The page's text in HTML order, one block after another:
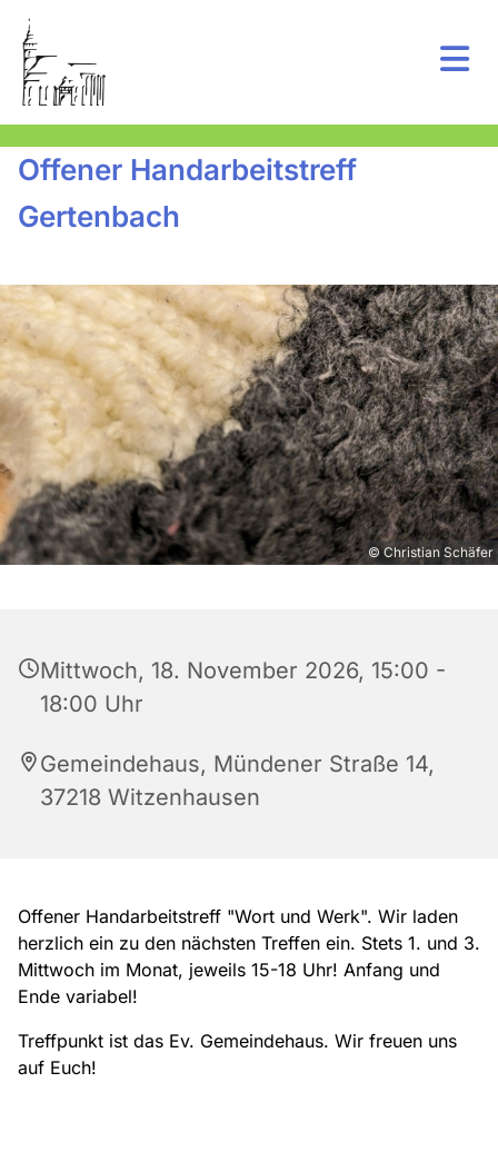
Offener Handarbeitstreff
Gertenbach
© Christian Schäfer
Mittwoch, 18. November 2026, 15:00 -
18:00 Uhr
Gemeindehaus, Mündener Straße 14,
37218 Witzenhausen
Offener Handarbeitstreff "Wort und Werk". Wir laden
herzlich ein zu den nächsten Treffen ein. Stets 1. und 3.
Mittwoch im Monat, jeweils 15-18 Uhr! Anfang und
Ende variabel!
Treffpunkt ist das Ev. Gemeindehaus. Wir freuen uns
auf Euch!